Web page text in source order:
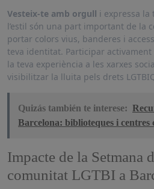
Vesteix-te amb orgull i expressa la
l’estil són una part important de la
portar colors vius, banderes i
teva identitat. Participar
la teva experiència a les xarxes
visibilitzar la lluita pels drets
Quizás también te interese:
Barcelona: biblioteques i centres
Impacte de la Setmana
comunitat LGTBI a